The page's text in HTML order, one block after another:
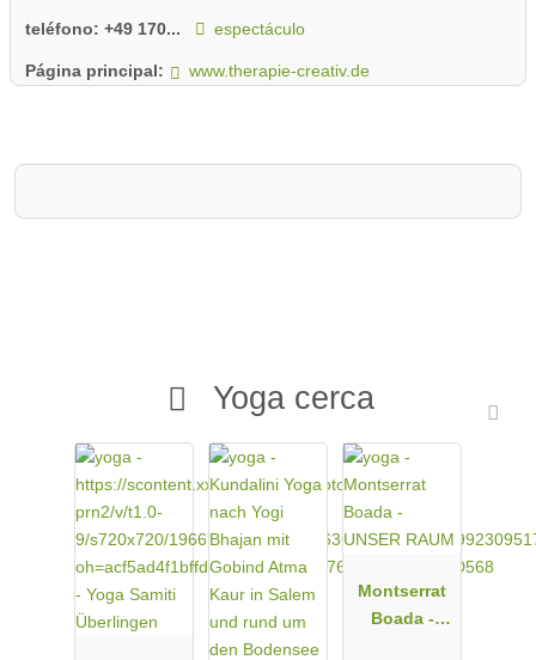
un mayor bienestar y equilibrio.
Yoga terapéuticamente:
La práctica regular de yoga puede ayudar a aliviar los síntomas
practicar en casa utilizando una rutina de ejercicios creada
de tus síntomas y te proporcionaré instrucciones detalladas. En
individual adaptada a sus capacidades físicas, necesidades
personales y tiempo disponible.
teléfono: +49 170... espectáculo
Página principal: www.therapie-creativ.de
Yoga cerca
Montserrat
Boada -